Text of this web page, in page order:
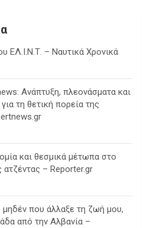
ΕΛ.Ι.Ν.Τ. – Ναυτικά Χρονικά
Ανάπτυξη, πλεονάσματα και
τη θετική πορεία της
ertnews.gr
και θεσμικά μέτωπα στο
ατζέντας – Reporter.gr
μηδέν που άλλαξε τη ζωή μου,
από την Αλβανία –